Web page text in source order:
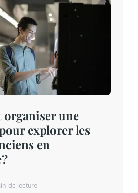
organiser une
explorer les
en
de lecture